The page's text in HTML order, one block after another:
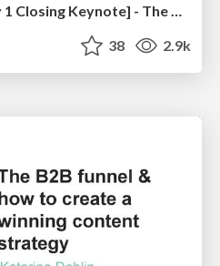
[Rails World 2023 - Day 1 Closing Keynote] - The Magic of Rails
38 2.9k